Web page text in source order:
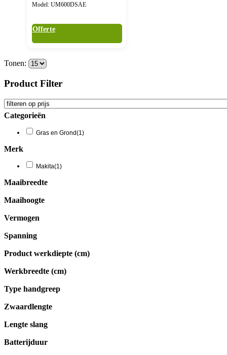
Model: UM600DSAE
Offerte
Tonen:
Product Filter
Categorieën
Gras en Grond(1)
Merk
Makita(1)
Maaibreedte
Maaihoogte
Vermogen
Spanning
Product werkdiepte (cm)
Werkbreedte (cm)
Type handgreep
Zwaardlengte
Lengte slang
Batterijduur